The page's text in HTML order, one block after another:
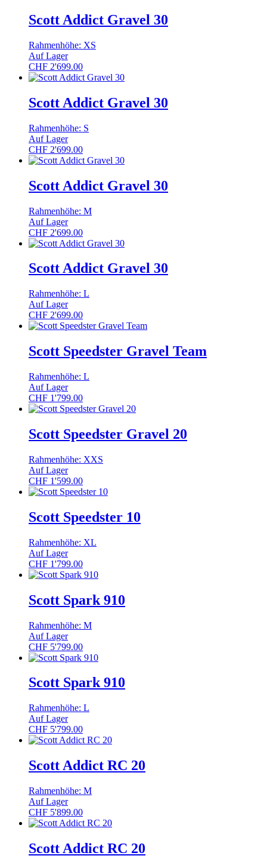
Scott Addict Gravel 30
Rahmenhöhe: XS
Auf Lager
CHF 2'699.00
Scott Addict Gravel 30
Rahmenhöhe: S
Auf Lager
CHF 2'699.00
Scott Addict Gravel 30
Rahmenhöhe: M
Auf Lager
CHF 2'699.00
Scott Addict Gravel 30
Rahmenhöhe: L
Auf Lager
CHF 2'699.00
Scott Speedster Gravel Team
Rahmenhöhe: L
Auf Lager
CHF 1'799.00
Scott Speedster Gravel 20
Rahmenhöhe: XXS
Auf Lager
CHF 1'599.00
Scott Speedster 10
Rahmenhöhe: XL
Auf Lager
CHF 1'799.00
Scott Spark 910
Rahmenhöhe: M
Auf Lager
CHF 5'799.00
Scott Spark 910
Rahmenhöhe: L
Auf Lager
CHF 5'799.00
Scott Addict RC 20
Rahmenhöhe: M
Auf Lager
CHF 5'899.00
Scott Addict RC 20